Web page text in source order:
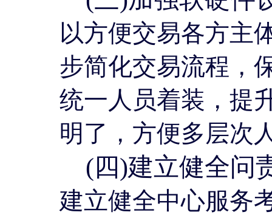
以方便交易各方主
步简化交易流程，
统一人员着装，提
明了，方便多层次
(四)建立健全问
建立健全中心服务